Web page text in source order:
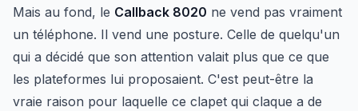
Mais au fond, le Callback 8020 ne vend pas vraiment
un téléphone. Il vend une posture. Celle de quelqu'un
qui a décidé que son attention valait plus que ce que
les plateformes lui proposaient. C'est peut-être la
vraie raison pour laquelle ce clapet qui claque a de